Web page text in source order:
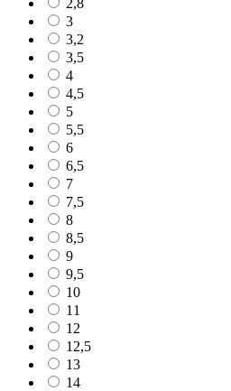
2,8
3
3,2
3,5
4
4,5
5
5,5
6
6,5
7
7,5
8
8,5
9
9,5
10
11
12
12,5
13
14